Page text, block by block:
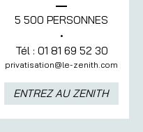
5 500 PERSONNES
•
Tél : 01 81 69 52 30
privatisation@le-zenith.com
ENTREZ AU ZENITH